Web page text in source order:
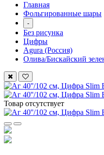
Главная
Фольгированные шары
-
Без рисунка
Цифры
Agura (Россия)
Олива/Бискайский
Товар отсутствует